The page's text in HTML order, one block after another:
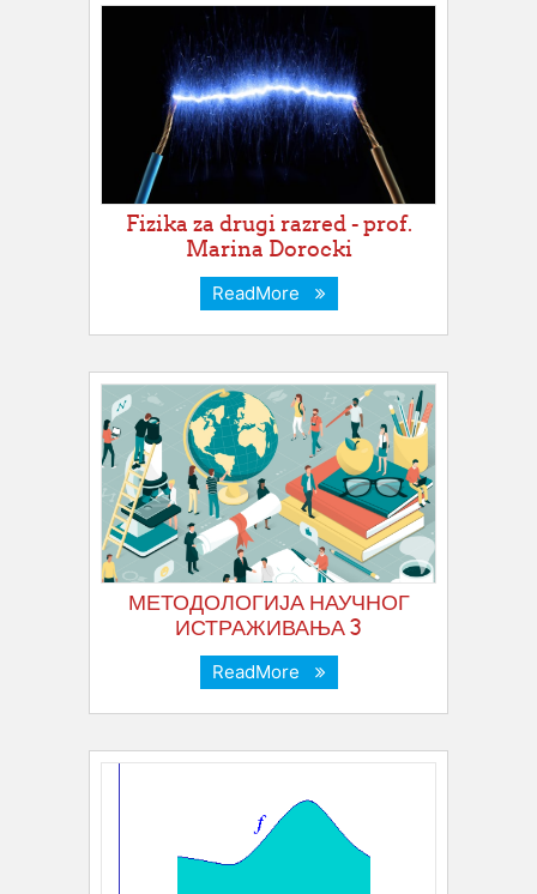
Fizika za drugi razred - prof.
Marina Dorocki
ReadMore
МЕТОДОЛОГИЈА НАУЧНОГ
ИСТРАЖИВАЊА 3
ReadMore